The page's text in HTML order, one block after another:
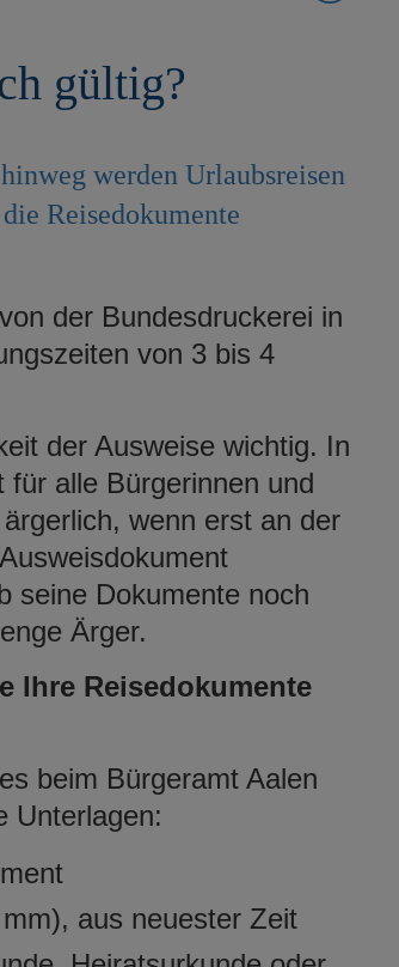
gültig?
werden Urlaubsreisen
Reisedokumente
der Bundesdruckerei in
von 3 bis 4
der Ausweise wichtig. In
für alle Bürgerinnen und
wenn erst an der
seine Dokumente noch
Ärger.
Ihre Reisedokumente
beim Bürgeramt Aalen
Unterlagen:
aus neuester Zeit